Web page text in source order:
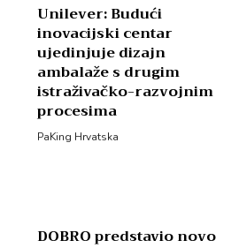
Unilever: Budući
inovacijski centar
ujedinjuje dizajn
ambalaže s drugim
istraživačko-razvojnim
procesima
PaKing Hrvatska
DOBRO predstavio novo